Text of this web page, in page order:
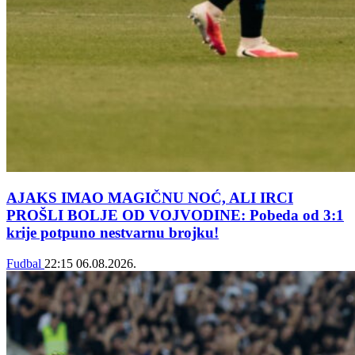
AJAKS IMAO MAGIČNU NOĆ, ALI IRCI
PROŠLI BOLJE OD VOJVODINE: Pobeda od 3:1
krije potpuno nestvarnu brojku!
Fudbal 22:15 06.08.2026.